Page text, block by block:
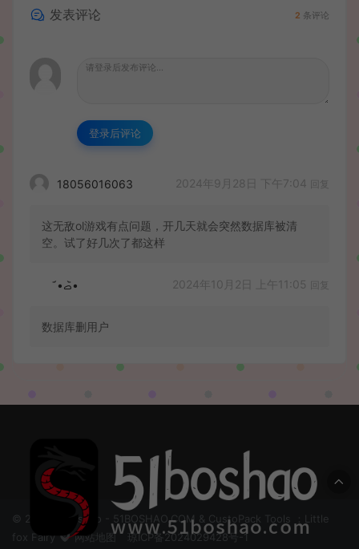
发表评论 2 条评论
登录后评论
18056016063 2024年9月28日 下午7:04 回复
这无敌ol游戏有点问题，开几天就会突然数据库被清
空。试了好几次了都这样
•᷄ࡇ•᷅ 2024年10月2日 上午11:05 回复
数据库删用户
© 2024 51boshao - 51BOSHAO.COM & CustoPack Tools ：Little
fox Fairy
网站地图 琼ICP备2024029428号-1